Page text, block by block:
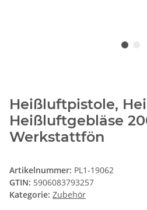
Heißluftpistole,
Heißluftgebläse
Werkstattfön
Artikelnummer: PL1-19062
GTIN: 5906083793257
Kategorie: Zubehör